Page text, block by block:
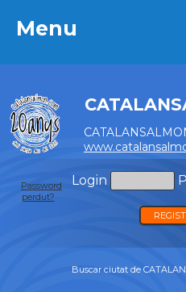
Menu
Login
Password
perdut?
Buscar ciutat de
Menu